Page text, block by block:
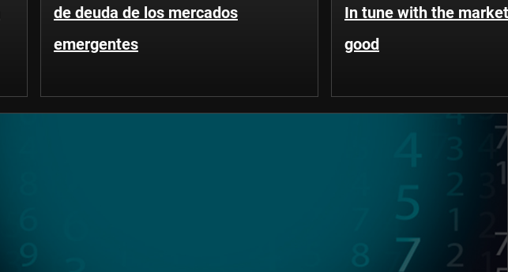
de deuda de los mercados
emergentes
In tune with the
good